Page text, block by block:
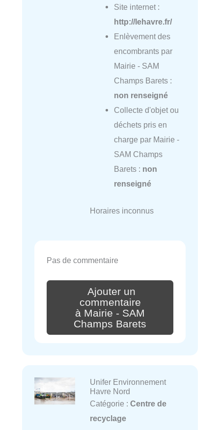
Site internet :
http://lehavre.fr/
Enlèvement des
encombrants par
Mairie - SAM
Champs Barets :
non renseigné
Collecte d'objet ou
déchets pris en
charge par Mairie -
SAM Champs
Barets : non
renseigné
Horaires inconnus
Pas de commentaire
Ajouter un
commentaire
à Mairie - SAM
Champs Barets
Unifer Environnement
Havre Nord
Catégorie : Centre de
recyclage